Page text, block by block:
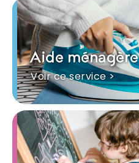
Aide ménagère
Voir ce service >